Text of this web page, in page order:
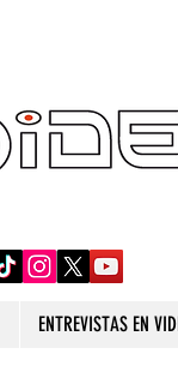
ENTREVISTAS EN